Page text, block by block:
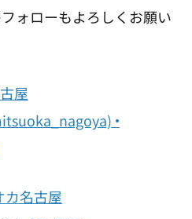
ォローもよろしくお願い
屋
•
カ名古屋